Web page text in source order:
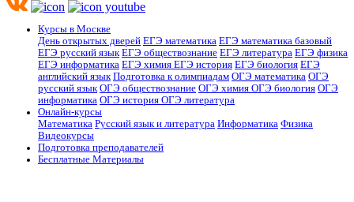
Курсы в Москве
День открытых дверей ЕГЭ математика ЕГЭ математика базовый
ЕГЭ русский язык ЕГЭ обществознание ЕГЭ литература ЕГЭ физика
ЕГЭ информатика ЕГЭ химия ЕГЭ история ЕГЭ биология ЕГЭ
английский язык Подготовка к олимпиадам ОГЭ математика ОГЭ
русский язык ОГЭ обществознание ОГЭ химия ОГЭ биология ОГЭ
информатика ОГЭ история ОГЭ литература
Онлайн-курсы
Математика Русский язык и литература Информатика Физика
Видеокурсы
Подготовка преподавателей
Бесплатные Материалы